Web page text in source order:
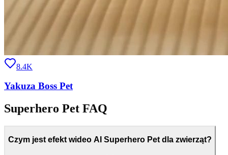
8.4K
Yakuza Boss Pet
Superhero Pet FAQ
Czym jest efekt wideo AI Superhero Pet dla zwierząt?